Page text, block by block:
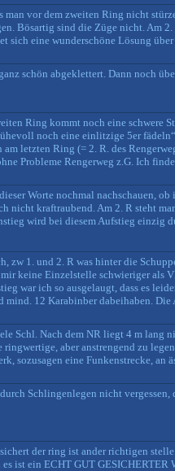
man vor dem zweiten Ring nicht
Bösartig sind die Züge nicht. Am 2.
sich eine wunderschöne Lösung
schön abgeklettert. Dann noch
Ring kommt noch eine schwere
noch eine einlitzige 5er
letzten Ring (= 2. R. des
Probleme Rengerweg z.G. Ich
Worte nochmal nachschauen,
nicht kraftraubend. Am 2. R steht
wird bei diesem Aufstieg einzig
zw 1. und 2. R was hinter die
keine Einzelstelle schwieriger als
war ich so ausgelaugt, dass es
12 Karabinber dabeihaben. Die
Schl. Nach dem NR liegt 4 m lang
aber anstrengend zu
sozusagen eine Funkenstrecke, an
Schlingenlegen nicht vergessen,
der ring ist ander richtigen
ist ein ECHT GUT GESICHERTER